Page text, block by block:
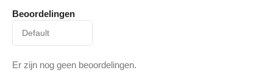
Beoordelingen
Er zijn nog geen beoordelingen.